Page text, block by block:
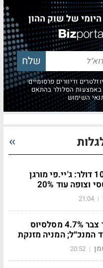
של שוק ההון
ודיוורים פרסומיים
באמצעות הסלולר בהתאם
מחיר יעד של 100 דולר: ג'יי.פי מורגן
עוד 20%
|
21:04
מייסד רוקסטאר צבר 4.7% מסלסיוס
המנכ״ל; המניה מזנקת
|
20:52